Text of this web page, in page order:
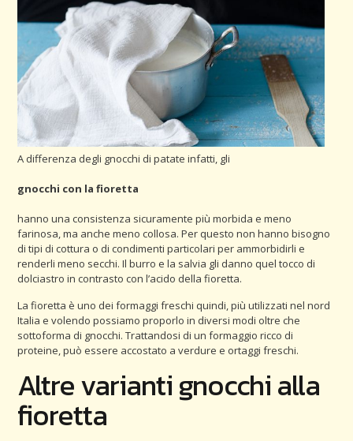
A differenza degli gnocchi di patate infatti, gli
gnocchi con la fioretta
hanno una consistenza sicuramente più morbida e meno
farinosa, ma anche meno collosa. Per questo non hanno bisogno
di tipi di cottura o di condimenti particolari per ammorbidirli e
renderli meno secchi. Il burro e la salvia gli danno quel tocco di
dolciastro in contrasto con l’acido della fioretta.
La fioretta è uno dei formaggi freschi quindi, più utilizzati nel nord
Italia e volendo possiamo proporlo in diversi modi oltre che
sottoforma di gnocchi. Trattandosi di un formaggio ricco di
proteine, può essere accostato a verdure e ortaggi freschi.
Altre varianti gnocchi alla
fioretta